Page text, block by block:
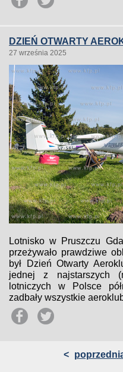
DZIEŃ OTWARTY
27 września 2025
Lotnisko w Pruszczu
przeżywało prawdziwe
był Dzień Otwarty
jednej z najstarszych
lotniczych w Polsce
zadbały wszystkie
<